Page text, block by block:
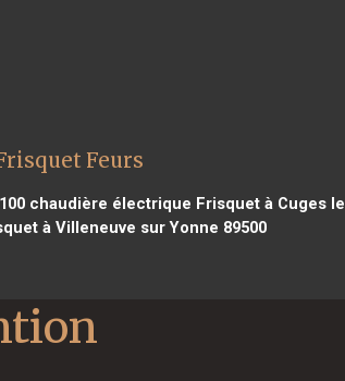
Feurs
chaudière électrique Frisquet à Cuges
à Villeneuve sur Yonne 89500